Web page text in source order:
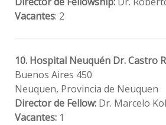
Vacantes: 2
10. Hospital Neuquén Dr. Castro
Buenos Aires 450
Neuquen, Provincia de Neuquen
Director de Fellow: Dr. Marcelo
Vacantes: 1